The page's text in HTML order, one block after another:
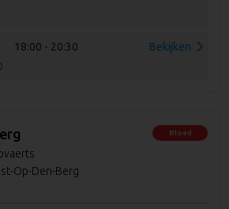
18:00 - 20:30
Bekijken
Op-Den-Berg
Bloed